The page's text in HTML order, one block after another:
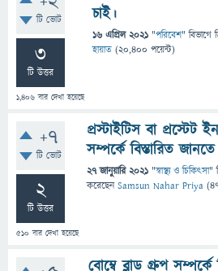
টি ভোট
3
টি উত্তর
1,406 বার দেখা হয়েছে
চাই।
16 এপ্রিল 2021 "পরিবেশ" বিভাগে
হায়াত (20,400 পয়েন্ট)
+7
টি ভোট
2
টি উত্তর
510 বার দেখা হয়েছে
প্রস্টাইটিস বা প্রস্টেট
সম্পর্কে বিস্তারিত
27 জানুয়ারি 2021 "স্বাস্থ্য ও চিকিৎসা"
করেছেনSamsun Nahar Priya (
বোম্বে ব্লাড গ্রুপ সম্পর্কে